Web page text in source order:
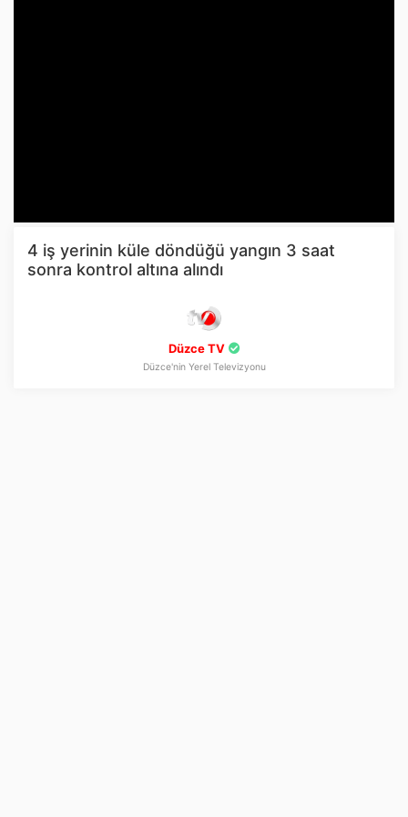
4 iş yerinin küle döndüğü yangın 3 saat
sonra kontrol altına alındı
Düzce TV
Düzce'nin Yerel Televizyonu